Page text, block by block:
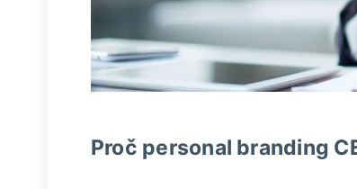
Proč personal branding